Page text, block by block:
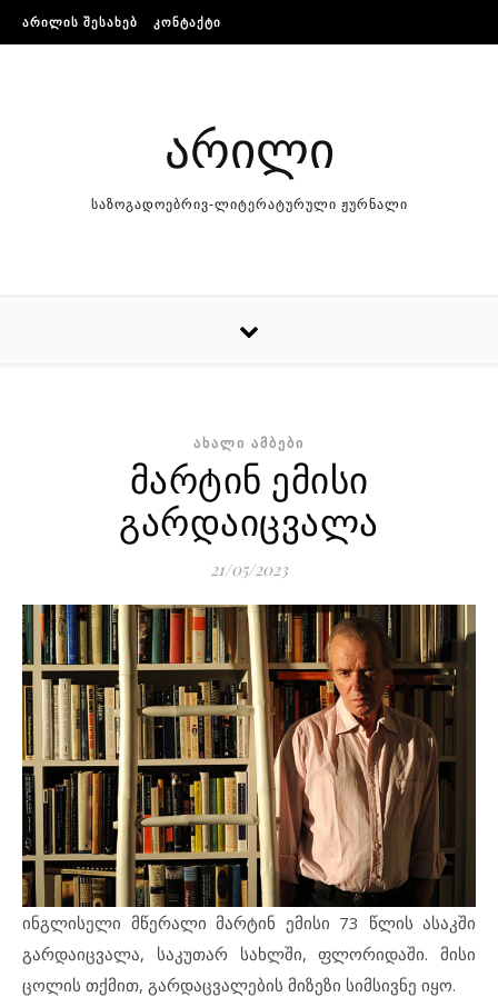
Skip to content
ᲐᲠᲘᲚᲘᲡ ᲨᲔᲡᲐᲮᲔᲑ ᲙᲝᲜᲢᲐᲥᲢᲘ
არილი
საზოგადოებრივ-ლიტერატურული ჟურნალი
ᲐᲮᲐᲚᲘ ᲐᲛᲑᲔᲑᲘ
მარტინ ემისი
გარდაიცვალა
21/05/2023
ინგლისელი მწერალი მარტინ ემისი 73 წლის ასაკში
გარდაიცვალა, საკუთარ სახლში, ფლორიდაში. მისი
ცოლის თქმით, გარდაცვალების მიზეზი სიმსივნე იყო.